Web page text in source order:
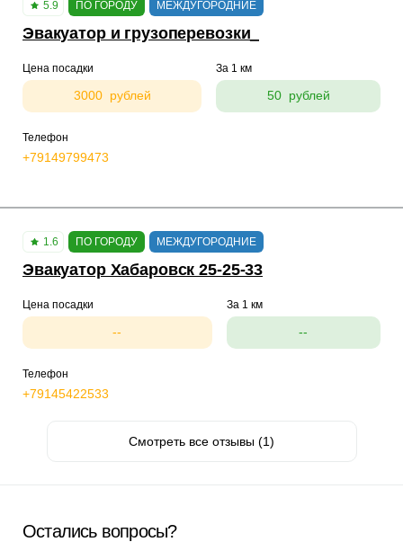
5.9 ПО ГОРОДУ МЕЖДУГОРОДНИЕ
Эвакуатор и грузоперевозки_
Цена посадки
3000 рублей
За 1 км
50 рублей
Телефон
+79149799473
1.6 ПО ГОРОДУ МЕЖДУГОРОДНИЕ
Эвакуатор Хабаровск 25-25-33
Цена посадки
--
За 1 км
--
Телефон
+79145422533
Смотреть все отзывы (1)
Остались вопросы?